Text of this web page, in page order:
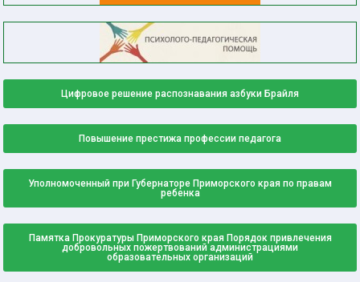
Цифровое решение распознавания азбуки Брайля
Повышение престижа профессии педагога
Уполномоченный при Губернаторе Приморского края по правам
ребенка
Памятка Прокуратуры Приморского края Порядок привлечения
добровольных пожертвований администрациями
образовательных организаций